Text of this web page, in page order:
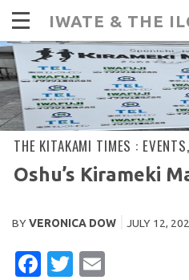
IWATE & THE
THE KITAKAMI TIMES : EVENTS,
Oshu’s Kirameki
BYVERONICA DOW JULY 12,
FACEBOOK
TWITTER